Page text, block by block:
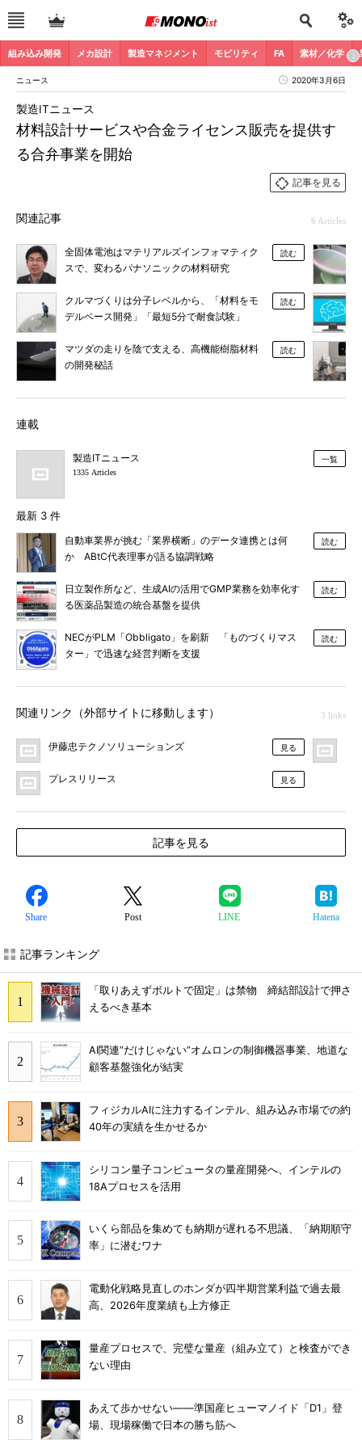
組み込み開発 メカ設計 製造マネジメント モビリティ FA 素材／化学
ニュース 2020年3月6日
材料設計サービスや合金ライセンス販売を提供す
る合弁事業を開始
製造ITニュース
記事を見る
関連記事 6 Articles
全固体電池はマテリアルズインフォマティク
スで、変わるパナソニックの材料研究
読む
クルマづくりは分子レベルから、「材料をモ
デルベース開発」「最短5分で耐食試験」
読む
マツダの走りを陰で支える、高機能樹脂材料
の開発秘話
読む
連載
製造ITニュース
1335 Articles
一覧
最新 3 件
自動車業界が挑む「業界横断」のデータ連携とは何
か ABtC代表理事が語る協調戦略
読む
日立製作所など、生成AIの活用でGMP業務を効率化す
る医薬品製造の統合基盤を提供
読む
NECがPLM「Obbligato」を刷新 「ものづくりマス
ター」で迅速な経営判断を支援
読む
関連リンク（外部サイトに移動します） 3 links
伊藤忠テクノソリューションズ 見る
プレスリリース 見る
記事を見る
Share Post LINE Hatena
記事ランキング
「取りあえずボルトで固定」は禁物 締結部設計で押さ
えるべき基本
AI関連“だけじゃない”オムロンの制御機器事業、地道な
顧客基盤強化が結実
フィジカルAIに注力するインテル、組み込み市場での約
40年の実績を生かせるか
シリコン量子コンピュータの量産開発へ、インテルの
18Aプロセスを活用
いくら部品を集めても納期が遅れる不思議、「納期順守
率」に潜むワナ
電動化戦略見直しのホンダが四半期営業利益で過去最
高、2026年度業績も上方修正
量産プロセスで、完璧な量産（組み立て）と検査ができ
ない理由
あえて歩かせない――準国産ヒューマノイド「D1」登
場、現場稼働で日本の勝ち筋へ